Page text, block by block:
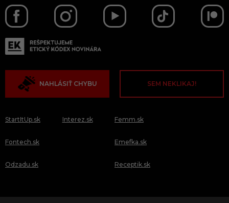
NAHLÁSIŤ CHYBU SEM NEKLIKAJ!
StartItUp.sk
Fontech.sk
Odzadu.sk
Interez.sk Femm.sk
Emefka.sk
Receptik.sk